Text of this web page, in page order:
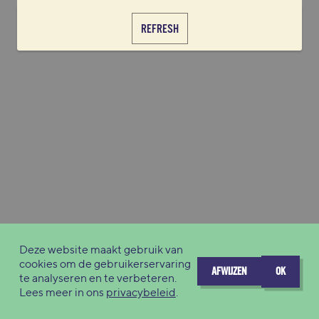
REFRESH
Deze website maakt gebruik van
cookies om de gebruikerservaring
te analyseren en te verbeteren.
Lees meer in ons privacybeleid.
AFWIJZEN OK